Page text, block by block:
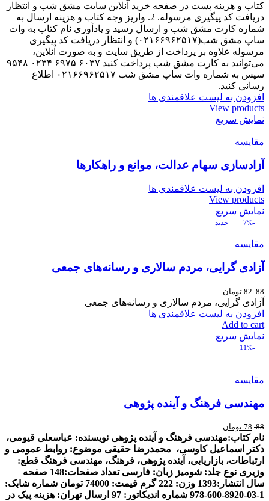
کتاب و هزینه پست در صفحه خرید آنلاین سایت مشق شب و انتظار
دریافت کد پیگیری مرسوله. 2. واریز وجه کتاب و هزینه ارسال به
شماره کارت مشق شب و ارسال رسید و یادآوری نام کتاب به وات
ساپ مشق شب(۰۲۱۶۶۹۶۲۵۱۷) و انتظار دریافت کد پیگیری
مرسوله علاوه بر پرداخت از طریق سایت و به صورت آنلاین،
می‌توانید به کارت مشق شب پرداخت کنید ۶۰۳۷ ۶۹۷۵ ۰۲۳۴ ۹۵۴۸
سپس به شماره وات ساپ مشق شب ۰۲۱۶۶۹۶۲۵۱۷ اطلاع
رسانی کنید.
افزودن به لیست علاقمندی ها
View products
نمایش سریع
مقایسه
آزادسازی سهام عدالت، موانع و راهکارها
افزودن به لیست علاقمندی ها
View products
نمایش سریع
-7% جدید
مقایسه
آزادی گرایی، مردم سالاری و رسانه‌های جمعی
88
82 تومان
آزادی گرایی، مردم سالاری و رسانه‌های جمعی
افزودن به لیست علاقمندی ها
Add to cart
نمایش سریع
-11%
مقایسه
مهندسی فرهنگ و آینده پژوهی
88
78 تومان
نام کتاب:مهندسی فرهنگ و آینده پژوهی نويسنده: عباسعلی قیومی،
دکتر اسماعیل کاوسی، محمدرضا حقیقی موضوع: روابط عمومی و
ارتباطات، بازاریابی، آینده پژوهی، فرهنگ، مهندسی فرهنگ قطع:
وزیری نوع جلد: شومیز زبان: فارسی تعداد صفحات:148 صفحه
سال انتشار:1393
وزن: 222 گرم قیمت: 74000 تومان
شماره شابک:
1-03-8920-600-978
شماره اندیکاتور: 97 ارسال تهران: هزینه پیک در